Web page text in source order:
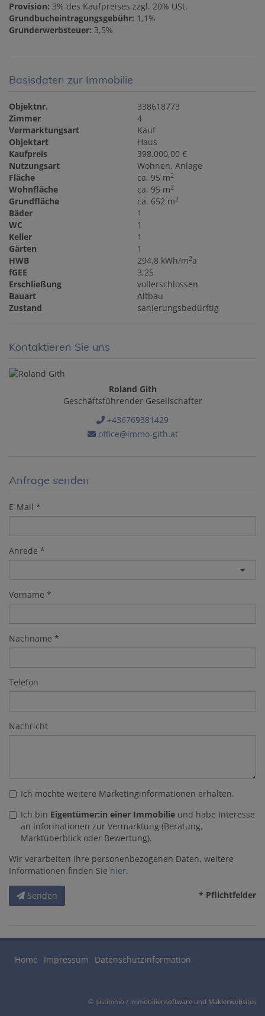
Provision: 3% des Kaufpreises zzgl. 20% USt.
Grundbucheintragungsgebühr: 1,1%
Grunderwerbsteuer: 3,5%
Basisdaten zur Immobilie
Objektnr.
338618773
Zimmer
4
Vermarktungsart
Kauf
Objektart
Haus
Kaufpreis
398.000,00 €
Nutzungsart
Wohnen Anlage
Fläche
ca. 95 m2
Wohnfläche ca. 95 m2
Grundfläche ca. 652 m2
Bäder
1
WC
1
Keller
1
Gärten
1
HWB
294.8 kWh/m2a
fGEE
3,25
Erschließung
vollerschlossen
Bauart
Altbau
Zustand
sanierungsbedürftig
Kontaktieren Sie uns
Roland Gith
Geschäftsführender Gesellschafter
+436769381429
office@immo-gith.at
Anfrage senden
E-Mail
Anrede
Vorname
Nachname
Telefon
Nachricht
Ich möchte weitere Marketinginformationen erhalten.
Ich bin Eigentümer:in einer Immobilie und habe Interesse
an Informationen zur Vermarktung (Beratung,
Marktüberblick oder Bewertung).
Wir verarbeiten Ihre personenbezogenen Daten, weitere
Informationen finden Sie hier.
Senden * Pflichtfelder
Home Impressum Datenschutzinformation
© Justimmo / Immobiliensoftware und Maklerwebsites